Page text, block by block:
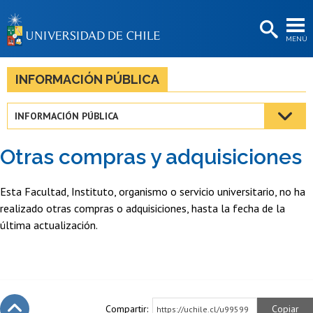
MENÚ
BIBLIOTECAS
LA UNIVERSIDAD
Estudiantes
Académicas/os
Funcionarias/os
Egresadas/os
INFORMACIÓN PÚBLICA
INFORMACIÓN PÚBLICA
Otras compras y adquisiciones
Esta Facultad, Instituto, organismo o servicio universitario, no ha
realizado otras compras o adquisiciones, hasta la fecha de la
última actualización.
Compartir: https://uchile.cl/u99599 Copiar